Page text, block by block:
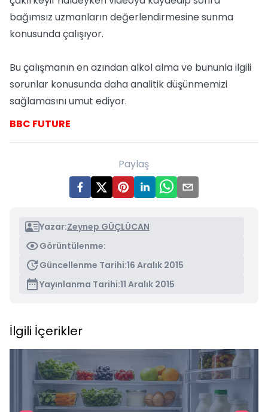
bağımsız uzmanların değerlendirmesine sunma
konusunda çalışıyor.
Bu çalışmanın en azından alkol alma ve bununla ilgili
sorunlar konusunda daha analitik düşünmemizi
sağlamasını umut ediyor.
BBC FUTURE
Paylaş
Yazar:Zeynep GÜÇLÜCAN
Görüntülenme:
Güncellenme Tarihi:16 Aralık 2015
Yayınlanma Tarihi:11 Aralık 2015
İlgili İçerikler